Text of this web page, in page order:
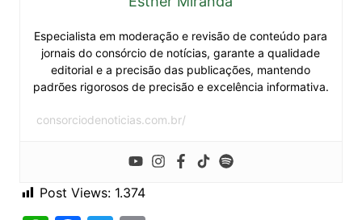
Especialista em moderação e revisão de conteúdo para
jornais do consórcio de notícias, garante a qualidade
editorial e a precisão das publicações, mantendo
padrões rigorosos de precisão e excelência informativa.
consorciodenoticias.com.br/
Post Views: 1.374